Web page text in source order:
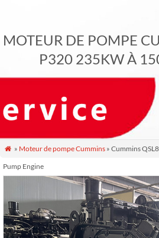
MOTEUR DE POMPE
P320 235KW À
 » Moteur de pompe Cummins » Cummins
Pump Engine